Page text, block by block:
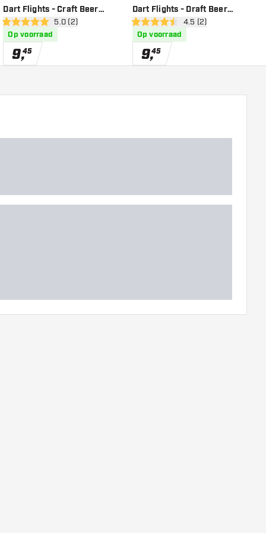
Dart Flights - Craft Beer
Shape
open reviews drawer
5 score sterren5.0 (2)
Op voorraad
9,45
Dart Flights - Draft Beer
Shape
open reviews drawer
4.5 score sterren4.5 (2)
Op voorraad
9,45